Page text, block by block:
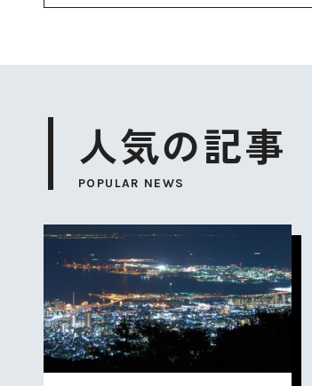
人気の記事
POPULAR NEWS